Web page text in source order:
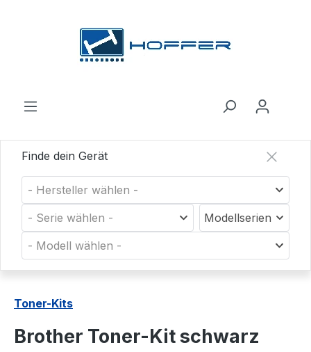
Finde dein Gerät
- Hersteller wählen -
- Serie wählen -
Modellserien
- Modell wählen -
Toner-Kits
Brother Toner-Kit schwarz